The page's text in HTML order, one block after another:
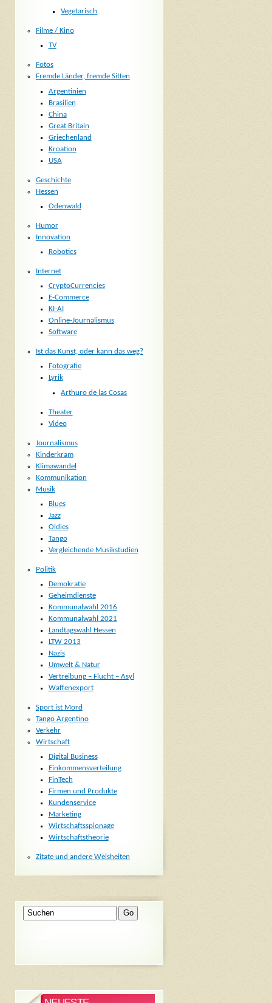
Vegetarisch
Filme / Kino
TV
Fotos
Fremde Länder, fremde Sitten
Argentinien
Brasilien
China
Great Britain
Griechenland
Kroation
USA
Geschichte
Hessen
Odenwald
Humor
Innovation
Robotics
Internet
CryptoCurrencies
E-Commerce
KI-AI
Online-Journalismus
Software
Ist das Kunst, oder kann das weg?
Fotografie
Lyrik
Arthuro de las Cosas
Theater
Video
Journalismus
Kinderkram
Klimawandel
Kommunikation
Musik
Blues
Jazz
Oldies
Tango
Vergleichende Musikstudien
Politik
Demokratie
Geheimdienste
Kommunalwahl 2016
Kommunalwahl 2021
Landtagswahl Hessen
LTW 2013
Nazis
Umwelt & Natur
Vertreibung – Flucht – Asyl
Waffenexport
Sport ist Mord
Tango Argentino
Verkehr
Wirtschaft
Digital Business
Einkommensverteilung
FinTech
Firmen und Produkte
Kundenservice
Marketing
Wirtschaftsspionage
Wirtschaftstheorie
Zitate und andere Weisheiten